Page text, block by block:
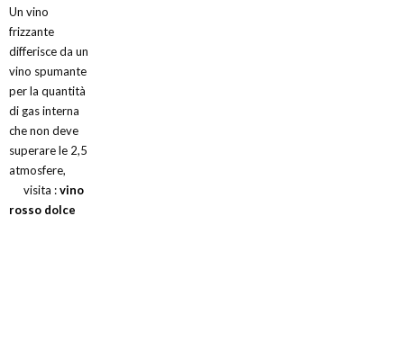
Un vino
frizzante
differisce da un
vino spumante
per la quantità
di gas interna
che non deve
superare le 2,5
atmosfere,
visita :vino
rosso dolce